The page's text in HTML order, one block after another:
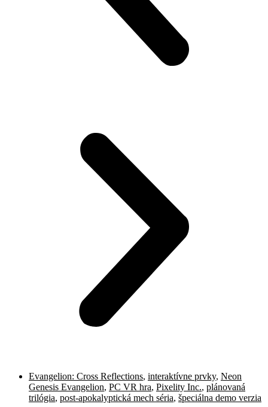
Evangelion: Cross Reflections, interaktívne prvky, Neon
Genesis Evangelion, PC VR hra, Pixelity Inc., plánovaná
trilógia, post-apokalyptická mech séria, špeciálna demo verzia